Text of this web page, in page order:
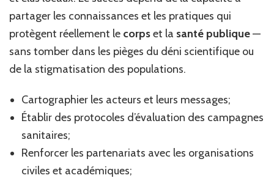
partager les connaissances et les pratiques qui
protègent réellement le corpset la santé publique—
sans tomber dans les pièges du déni scientifique ou
de la stigmatisation des populations.
Cartographier les acteurs et leurs messages;
Établir des protocoles d’évaluation des campagnes
sanitaires;
Renforcer les partenariats avec les organisations
civiles et académiques;